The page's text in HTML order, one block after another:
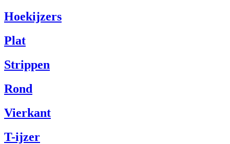
Hoekijzers
Plat
Strippen
Rond
Vierkant
T-ijzer